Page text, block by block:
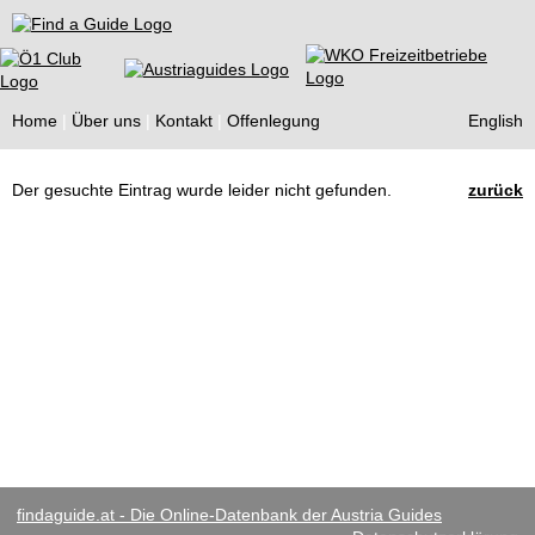
Find a Guide
Home Über uns Kontakt Offenlegung English
Guides
zurück
Der gesuchte Eintrag wurde leider nicht gefunden.
findaguide.at - Die Online-Datenbank der Austria Guides